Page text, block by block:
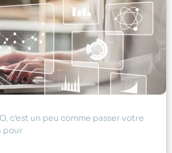
c’est un peu comme passer votre
pour